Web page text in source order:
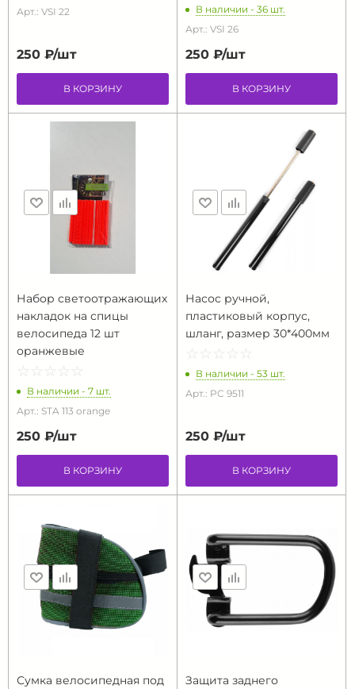
Арт.: VSI 22
250 ₽/шт
В КОРЗИНУ
В наличии - 36 шт.
Арт.: VSI 26
250 ₽/шт
В КОРЗИНУ
Набор светоотражающих
накладок на спицы
велосипеда 12 шт
оранжевые
☆ ☆ ☆ ☆ ☆
★ ★ ★ ★ ★
В наличии - 7 шт.
Арт.: STA 113 orange
250 ₽/шт
В КОРЗИНУ
Насос ручной,
пластиковый корпус,
шланг, размер 30*400мм
☆ ☆ ☆ ☆ ☆
★ ★ ★ ★ ★
В наличии - 53 шт.
Арт.: PC 9511
250 ₽/шт
В КОРЗИНУ
Сумка велосипедная под Защита заднего